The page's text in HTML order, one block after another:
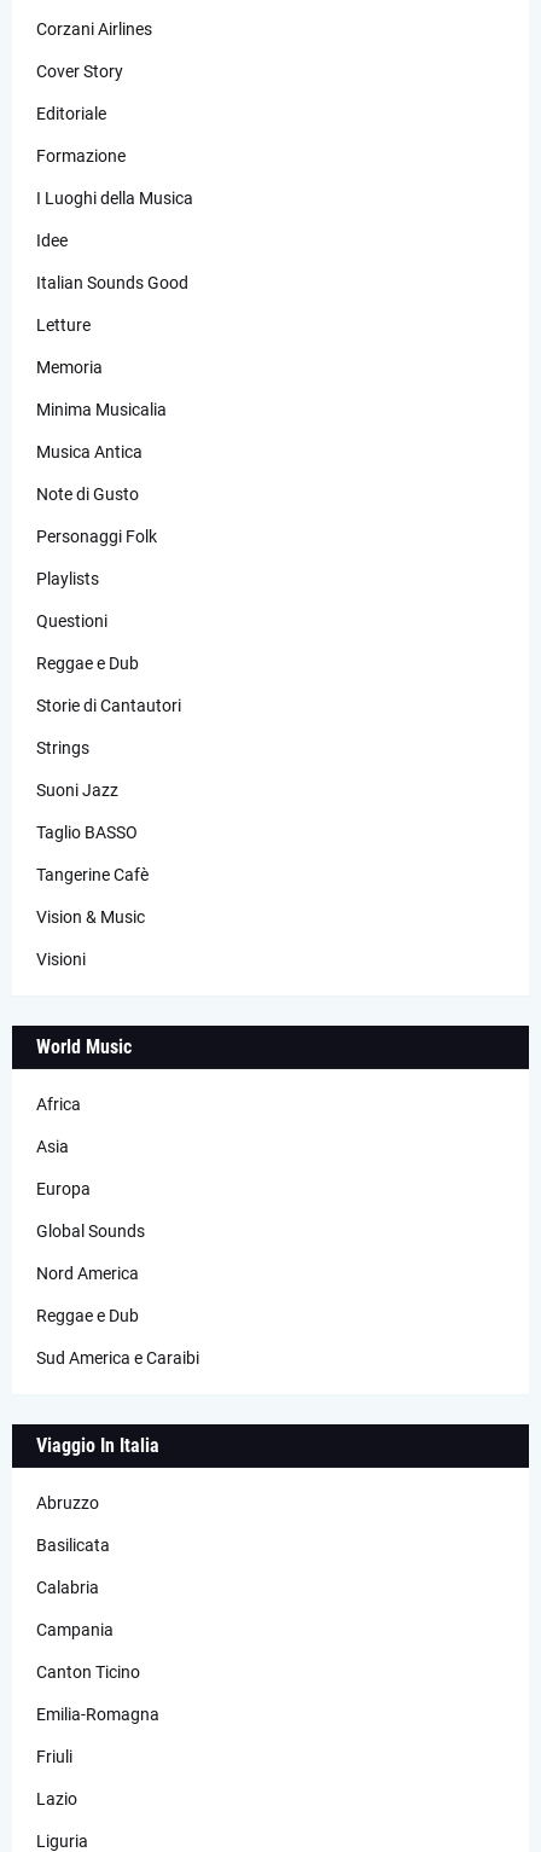
Corzani Airlines
Cover Story
Editoriale
Formazione
I Luoghi della Musica
Idee
Italian Sounds Good
Letture
Memoria
Minima Musicalia
Musica Antica
Note di Gusto
Personaggi Folk
Playlists
Questioni
Reggae e Dub
Storie di Cantautori
Strings
Suoni Jazz
Taglio BASSO
Tangerine Cafè
Vision & Music
Visioni
World Music
Africa
Asia
Europa
Global Sounds
Nord America
Reggae e Dub
Sud America e Caraibi
Viaggio In Italia
Abruzzo
Basilicata
Calabria
Campania
Canton Ticino
Emilia-Romagna
Friuli
Lazio
Liguria